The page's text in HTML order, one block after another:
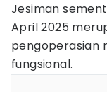
Jesiman
April 2025
pengoperasian
fungsional.